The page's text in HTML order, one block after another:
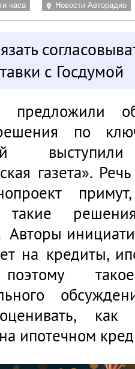
часа Новости Авторадио
с Госдумой
предложили
по
газета».
такие
Авторы
на кредиты,
поэтому
как
ипотечном